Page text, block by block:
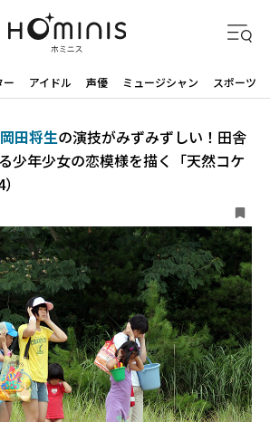
ー アイドル 声優 ミュージシャン スポーツ
岡田将生の演技がみずみずしい！田舎
少年少女の恋模様を描く「天然コケ